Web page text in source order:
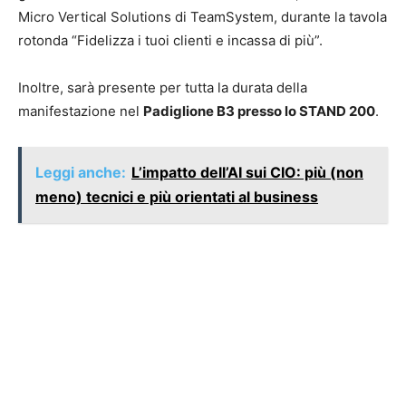
Micro Vertical Solutions di TeamSystem, durante la tavola
rotonda “Fidelizza i tuoi clienti e incassa di più”.
Inoltre, sarà presente per tutta la durata della
manifestazione nel Padiglione B3 presso lo STAND 200.
Leggi anche: L’impatto dell’AI sui CIO: più (non
meno) tecnici e più orientati al business